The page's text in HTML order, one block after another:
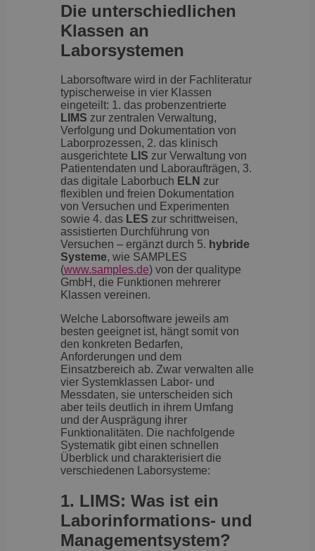
Die unterschiedlichen
Klassen an
Laborsystemen
Laborsoftware wird in der Fachliteratur
typischerweise in vier Klassen
eingeteilt: 1. das probenzentrierte
LIMS zur zentralen Verwaltung,
Verfolgung und Dokumentation von
Laborprozessen, 2. das klinisch
ausgerichtete LIS zur Verwaltung von
Patientendaten und Laboraufträgen, 3.
das digitale Laborbuch ELN zur
flexiblen und freien Dokumentation
von Versuchen und Experimenten
sowie 4. das LES zur schrittweisen,
assistierten Durchführung von
Versuchen – ergänzt durch 5. hybride
Systeme, wie SAMPLES
(www.samples.de) von der qualitype
GmbH, die Funktionen mehrerer
Klassen vereinen.
Welche Laborsoftware jeweils am
besten geeignet ist, hängt somit von
den konkreten Bedarfen,
Anforderungen und dem
Einsatzbereich ab. Zwar verwalten alle
vier Systemklassen Labor- und
Messdaten, sie unterscheiden sich
aber teils deutlich in ihrem Umfang
und der Ausprägung ihrer
Funktionalitäten. Die nachfolgende
Systematik gibt einen schnellen
Überblick und charakterisiert die
verschiedenen Laborsysteme:
1. LIMS: Was ist ein
Laborinformations- und
Managementsystem?